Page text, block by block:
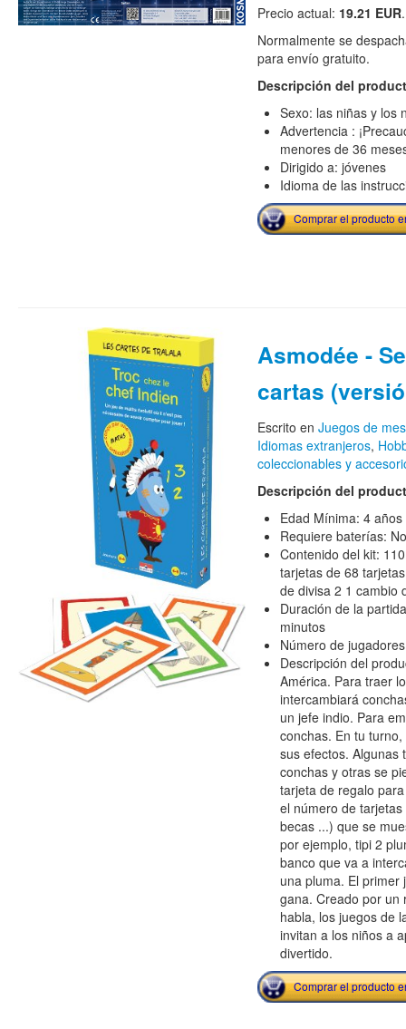
Precio actual: 19.21 EUR.
Normalmente se
para envío gratuito.
Descripción del
Sexo: las niñas y los
Advertencia :
menores de 36
Dirigido a: jóvenes
Idioma de las
Comprar el producto
Asmodée -
cartas
Escrito en Juegos de
Idiomas extranjeros,
coleccionables y
Descripción del
Edad Mínima: 4 años
Requiere baterías: No
Contenido del kit:
tarjetas de 68
de divisa 2 1 cambio
Duración de la
minutos
Número de
Descripción del
América. Para traer
intercambiará
un jefe indio. Para
conchas. En tu
sus efectos. Algunas
conchas y otras se
tarjeta de regalo
el número de
becas ...) que se
por ejemplo, tipi 2
banco que va a
una pluma. El
gana. Creado por un
habla, los juegos de
invitan a los niños a
divertido.
Comprar el producto